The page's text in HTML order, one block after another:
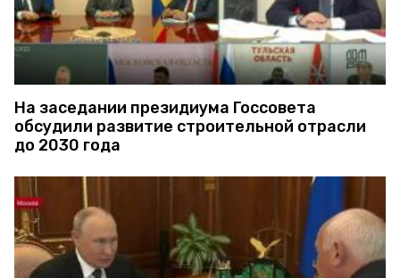
На заседании президиума Госсовета
обсудили развитие строительной отрасли
до 2030 года